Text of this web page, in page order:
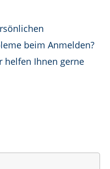
beim Anmelden?
helfen Ihnen gerne